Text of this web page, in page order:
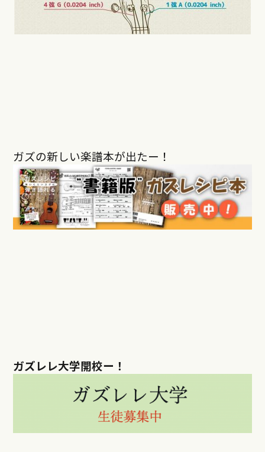
ガズの新しい楽譜本が出たー！
ガズレレ大学開校ー！